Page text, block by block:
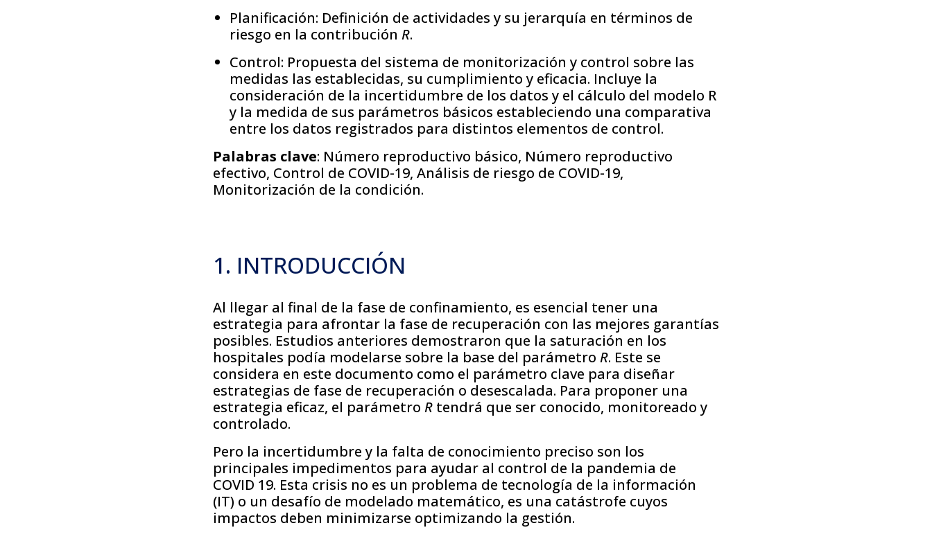
Planificación: Definición de actividades y su jerarquía en términos de
riesgo en la contribución R.
Control: Propuesta del sistema de monitorización y control sobre las
medidas las establecidas, su cumplimiento y eficacia. Incluye la
consideración de la incertidumbre de los datos y el cálculo del modelo R
y la medida de sus parámetros básicos estableciendo una comparativa
entre los datos registrados para distintos elementos de control.
Palabras clave: Número reproductivo básico, Número reproductivo
efectivo, Control de COVID-19, Análisis de riesgo de COVID-19,
Monitorización de la condición.
1. INTRODUCCIÓN
Al llegar al final de la fase de confinamiento, es esencial tener una
estrategia para afrontar la fase de recuperación con las mejores garantías
posibles. Estudios anteriores demostraron que la saturación en los
hospitales podía modelarse sobre la base del parámetro R. Este se
considera en este documento como el parámetro clave para diseñar
estrategias de fase de recuperación o desescalada. Para proponer una
estrategia eficaz, el parámetro R tendrá que ser conocido, monitoreado y
controlado.
Pero la incertidumbre y la falta de conocimiento preciso son los
principales impedimentos para ayudar al control de la pandemia de
COVID 19. Esta crisis no es un problema de tecnología de la información
(IT) o un desafío de modelado matemático, es una catástrofe cuyos
impactos deben minimizarse optimizando la gestión.